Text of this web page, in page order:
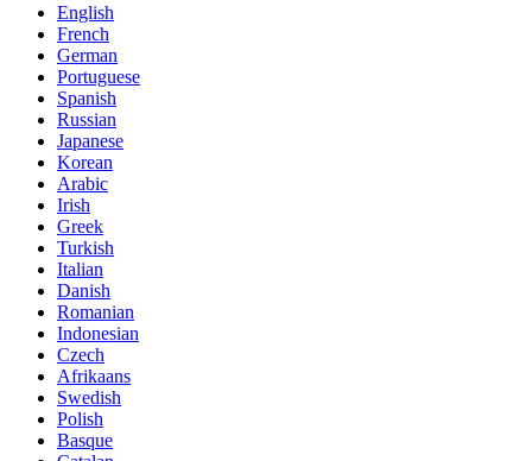
English
French
German
Portuguese
Spanish
Russian
Japanese
Korean
Arabic
Irish
Greek
Turkish
Italian
Danish
Romanian
Indonesian
Czech
Afrikaans
Swedish
Polish
Basque